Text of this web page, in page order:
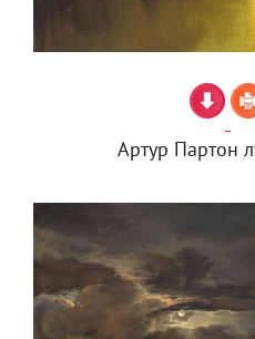
Артур Партон